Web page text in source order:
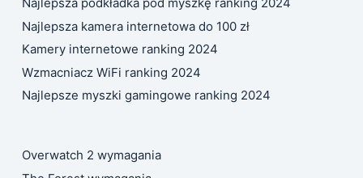
Najlepsza podkładka pod myszkę ranking 2024
Najlepsza kamera internetowa do 100 zł
Kamery internetowe ranking 2024
Wzmacniacz WiFi ranking 2024
Najlepsze myszki gamingowe ranking 2024
Overwatch 2 wymagania